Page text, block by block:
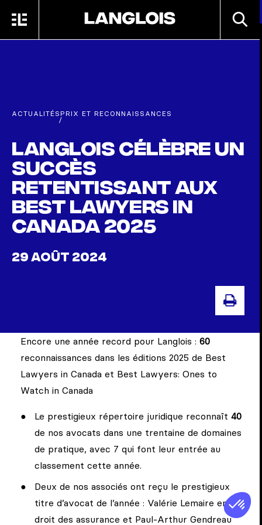
MENU
ACTUALITÉS
/
PRIX ET RECONNAISSANCES
Langlois célèbre un
succès
retentissant aux
Best Lawyers in
Canada 2025
29 AOÛT 2024
Encore une année record pour Langlois : 60
reconnaissances dans les éditions 2025 de Best
Lawyers in Canada et Best Lawyers: Ones to
Watch in Canada
Le prestigieux répertoire juridique reconnaît 40
de nos avocats dans une trentaine de domaines
de pratique, avec 7 qui font leur entrée au
classement cette année.
Deux de nos associés ont reçu le prestigieux
titre d’avocat de l’année : Valérie Lemaire en
droit des assurance et Paul-Arthur Gendreau